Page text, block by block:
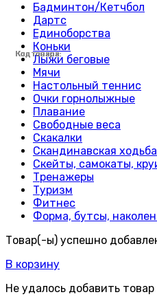
Код товара:
Код товара:
Код товара:
Код товара:
Код товара:
Код товара:
Код товара:
Код товара:
Код товара:
Код товара:
Код товара:
Код товара:
Код товара:
Код товара:
Код товара:
Код товара:
Код товара:
Код товара:
Код товара:
Код товара:
Бадминтон/Кетчбол
Дартс
Единоборства
Коньки
Лыжи беговые
Мячи
Настольный теннис
Очки горнолыжные
Плавание
Свободные веса
Скакалки
Скандинавская ходьба
Скейты, самокаты,
Тренажеры
Туризм
Фитнес
Форма, бутсы,
Товар(-ы) успешно
В корзину
Не удалось добавить товар